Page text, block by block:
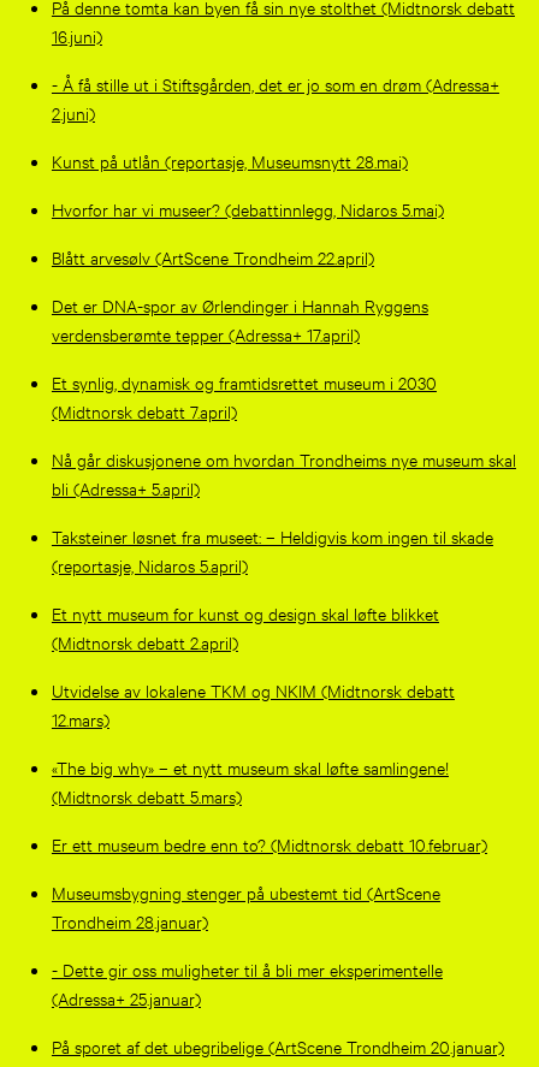
På denne tomta kan byen få sin nye stolthet (Midtnorsk debatt
16.juni)
- Å få stille ut i Stiftsgården, det er jo som en drøm (Adressa+
2.juni)
Kunst på utlån (reportasje, Museumsnytt 28.mai)
Hvorfor har vi museer? (debattinnlegg, Nidaros 5.mai)
Blått arvesølv (ArtScene Trondheim 22.april)
Det er DNA-spor av Ørlendinger i Hannah Ryggens
verdensberømte tepper (Adressa+ 17.april)
Et synlig, dynamisk og framtidsrettet museum i 2030
(Midtnorsk debatt 7.april)
Nå går diskusjonene om hvordan Trondheims nye museum skal
bli (Adressa+ 5.april)
Taksteiner løsnet fra museet: – Heldigvis kom ingen til skade
(reportasje, Nidaros 5.april)
Et nytt museum for kunst og design skal løfte blikket
(Midtnorsk debatt 2.april)
Utvidelse av lokalene TKM og NKIM (Midtnorsk debatt
12.mars)
«The big why» – et nytt museum skal løfte samlingene!
(Midtnorsk debatt 5.mars)
Er ett museum bedre enn to? (Midtnorsk debatt 10.februar)
Museumsbygning stenger på ubestemt tid (ArtScene
Trondheim 28.januar)
- Dette gir oss muligheter til å bli mer eksperimentelle
(Adressa+ 25.januar)
På sporet af det ubegribelige (ArtScene Trondheim 20.januar)